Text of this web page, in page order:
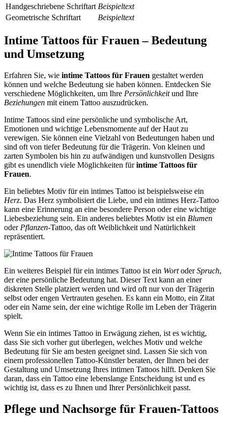
Handgeschriebene Schriftart Beispieltext
Geometrische Schriftart
Beispieltext
Intime Tattoos für Frauen – Bedeutung
und Umsetzung
Erfahren Sie, wie intime Tattoos für Frauen gestaltet werden
können und welche Bedeutung sie haben können. Entdecken Sie
verschiedene Möglichkeiten, um Ihre Persönlichkeitund Ihre
Beziehungen mit einem Tattoo auszudrücken.
Intime Tattoos sind eine persönliche und symbolische Art,
Emotionen und wichtige Lebensmomente auf der Haut zu
verewigen. Sie können eine Vielzahl von Bedeutungen haben und
sind oft von tiefer Bedeutung für die Trägerin. Von kleinen und
zarten Symbolen bis hin zu aufwändigen und kunstvollen Designs
gibt es unendlich viele Möglichkeiten fürintime Tattoos für
Frauen.
Ein beliebtes Motiv für ein intimes Tattoo ist beispielsweise ein
Herz. Das Herz symbolisiert die Liebe, und ein intimes Herz-Tattoo
kann eine Erinnerung an eine besondere Person oder eine wichtige
Liebesbeziehung sein. Ein anderes beliebtes Motiv ist ein Blumen
oder Pflanzen-Tattoo, das oft Weiblichkeit und Natürlichkeit
repräsentiert.
Ein weiteres Beispiel für ein intimes Tattoo ist ein WortoderSpruch,
der eine persönliche Bedeutung hat. Dieser Text kann an einer
diskreten Stelle platziert werden und wird oft nur von der Trägerin
selbst oder engen Vertrauten gesehen. Es kann ein Motto, ein Zitat
oder ein Name sein, der eine wichtige Rolle im Leben der Trägerin
spielt.
Wenn Sie ein intimes Tattoo in Erwägung ziehen, ist es wichtig,
dass Sie sich vorher gut überlegen, welches Motiv und welche
Bedeutung für Sie am besten geeignet sind. Lassen Sie sich von
einem professionellen Tattoo-Künstler beraten, der Ihnen bei der
Gestaltung und Umsetzung Ihres intimen Tattoos hilft. Denken Sie
daran, dass ein Tattoo eine lebenslange Entscheidung ist und es
wichtig ist, dass es zu Ihnen und Ihrer Persönlichkeit passt.
Pflege und Nachsorge für Frauen-Tattoos